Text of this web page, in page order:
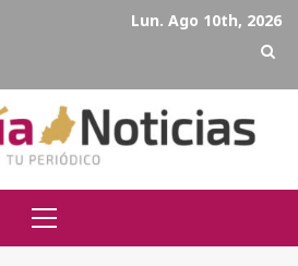
Lun. Ago 10th, 2026
Primary
Menu